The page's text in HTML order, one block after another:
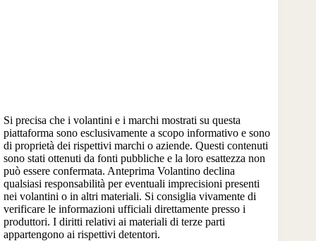
Si precisa che i volantini e i marchi mostrati su questa
piattaforma sono esclusivamente a scopo informativo e sono
di proprietà dei rispettivi marchi o aziende. Questi contenuti
sono stati ottenuti da fonti pubbliche e la loro esattezza non
può essere confermata. Anteprima Volantino declina
qualsiasi responsabilità per eventuali imprecisioni presenti
nei volantini o in altri materiali. Si consiglia vivamente di
verificare le informazioni ufficiali direttamente presso i
produttori. I diritti relativi ai materiali di terze parti
appartengono ai rispettivi detentori.